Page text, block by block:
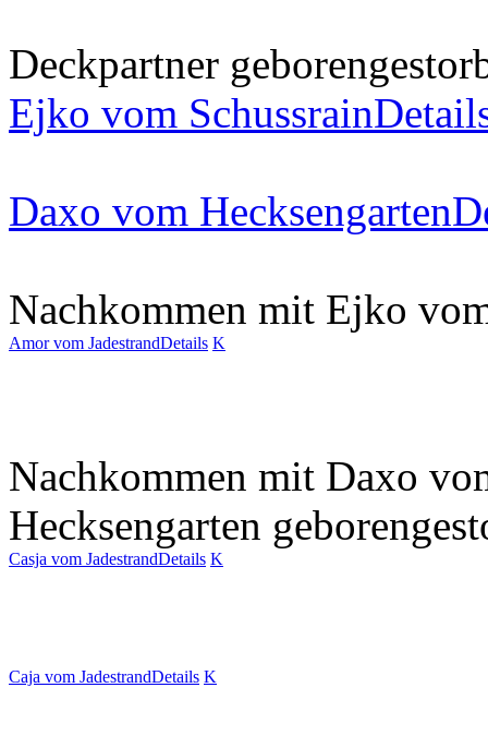
Deckpartner geboren
Ejko vom Schussrain
Daxo vom Hecksengarten
Nachkommen mit Ejko
Amor vom JadestrandDetails K
Nachkommen mit Daxo
Hecksengarten geboren
Casja vom JadestrandDetails K
Caja vom JadestrandDetails K